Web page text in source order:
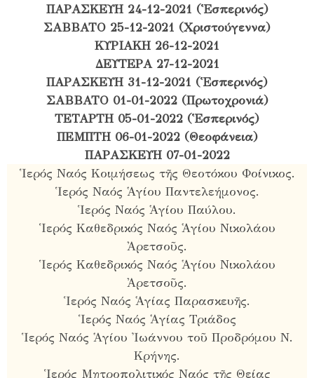
ΠΑΡΑΣΚΕΥΗ 24-12-2021 (Ἑσπερινός)
ΣΑΒΒΑΤΟ 25-12-2021 (Χριστούγεννα)
ΚΥΡΙΑΚΗ 26-12-2021
ΔΕΥΤΕΡΑ 27-12-2021
ΠΑΡΑΣΚΕΥΗ 31-12-2021 (Ἑσπερινός)
ΣΑΒΒΑΤΟ 01-01-2022 (Πρωτοχρονιά)
ΤΕΤΑΡΤΗ 05-01-2022 (Ἑσπερινός)
ΠΕΜΠΤΗ 06-01-2022 (Θεοφάνεια)
ΠΑΡΑΣΚΕΥΗ 07-01-2022
Ἱερός Ναός Κοιμήσεως τῆς Θεοτόκου Φοίνικος.
Ἱερός Ναός Ἁγίου Παντελεήμονος.
Ἱερός Ναός Ἁγίου Παύλου.
Ἱερός Καθεδρικός Ναός Ἁγίου Νικολάου
Ἀρετσοῦς.
Ἱερός Καθεδρικός Ναός Ἁγίου Νικολάου
Ἀρετσοῦς.
Ἱερός Ναός Ἁγίας Παρασκευῆς.
Ἱερός Ναός Ἁγίας Τριάδος
Ἱερός Ναός Ἁγίου Ἰωάννου τοῦ Προδρόμου Ν.
Κρήνης.
Ἱερός Μητροπολιτικός Ναός τῆς Θείας